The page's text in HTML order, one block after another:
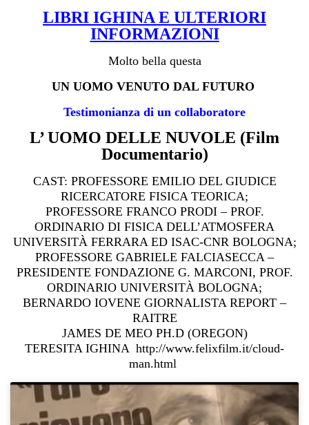
LIBRI IGHINA E ULTERIORI
INFORMAZIONI
Molto bella questa
UN UOMO VENUTO DAL FUTURO
Testimonianza di un collaboratore
L’ UOMO DELLE NUVOLE (Film
Documentario)
CAST: PROFESSORE EMILIO DEL GIUDICE
RICERCATORE FISICA TEORICA;
PROFESSORE FRANCO PRODI – PROF.
ORDINARIO DI FISICA DELL’ATMOSFERA
UNIVERSITÀ FERRARA ED ISAC-CNR BOLOGNA;
PROFESSORE GABRIELE FALCIASECCA –
PRESIDENTE FONDAZIONE G. MARCONI, PROF.
ORDINARIO UNIVERSITÀ BOLOGNA;
BERNARDO IOVENE GIORNALISTA REPORT –
RAITRE
JAMES DE MEO PH.D (OREGON)
TERESITA IGHINA http://www.felixfilm.it/cloud-
man.html